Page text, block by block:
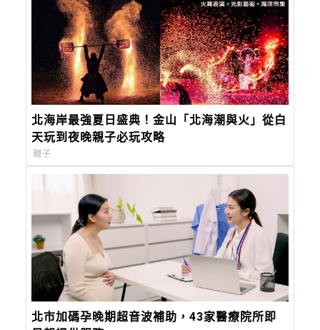
北海岸最強夏日盛典！金山「北海潮與火」從白
天玩到夜晚親子必玩攻略
親子
北市加碼孕晚期超音波補助，43家醫療院所即